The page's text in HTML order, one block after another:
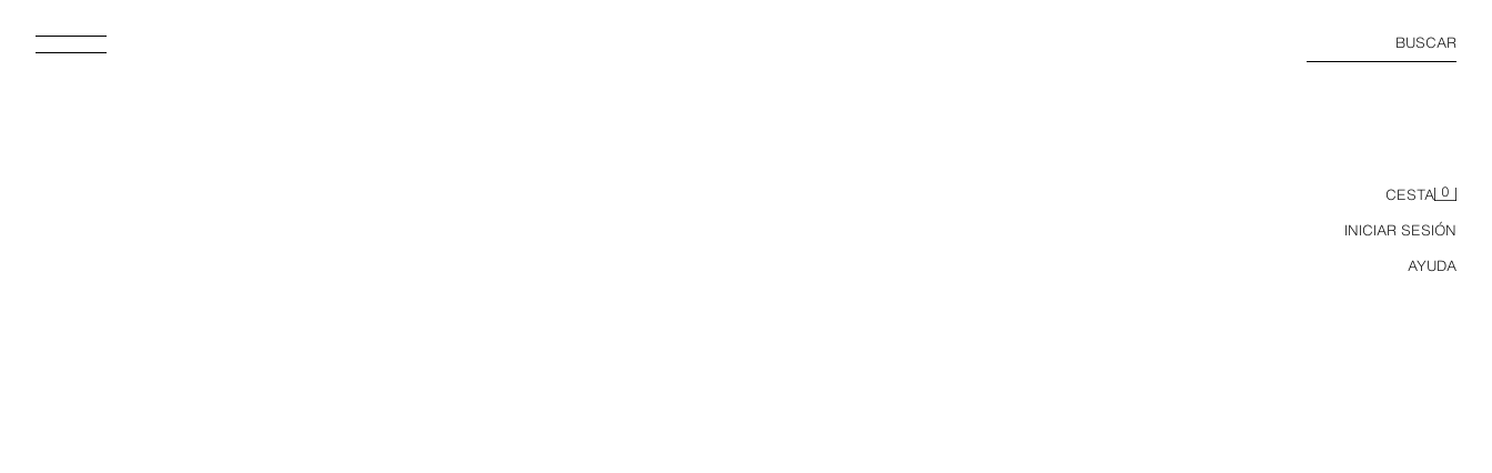
BUSCAR
CESTA 0
INICIAR SESIÓN
AYUDA